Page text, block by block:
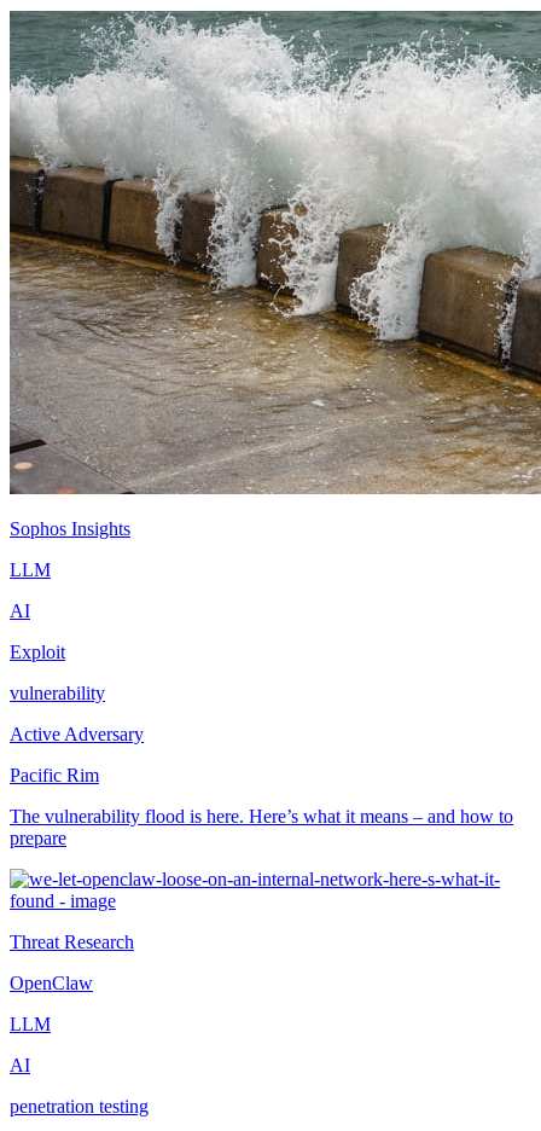
Sophos Insights
LLM
AI
Exploit
vulnerability
Active Adversary
Pacific Rim
The vulnerability flood is here. Here’s what it means – and how to
prepare
Threat Research
OpenClaw
LLM
AI
penetration testing